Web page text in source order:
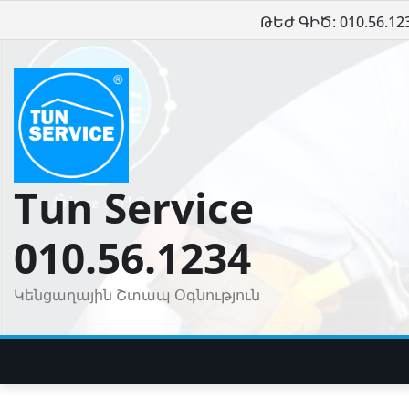
to
ԹԵԺ ԳԻԾ:
Tun Service
010.56.1234
Կենցաղային Շտապ Օգնություն